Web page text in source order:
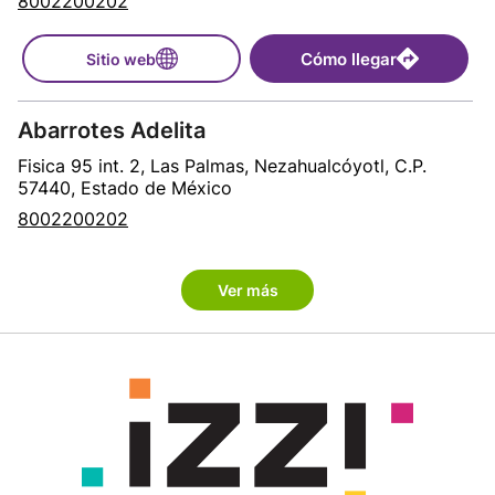
Sitio web Cómo llegar
Abarrotes Adelita
Fisica 95 int. 2, Las Palmas, Nezahualcóyotl, C.P.
57440, Estado de México
8002200202
Cómo llegar
Francisco I Madero 19 int. 6, Francisco Villa, Ecatepec
de Morelos, C.P. 55080, Estado de México
Ver más